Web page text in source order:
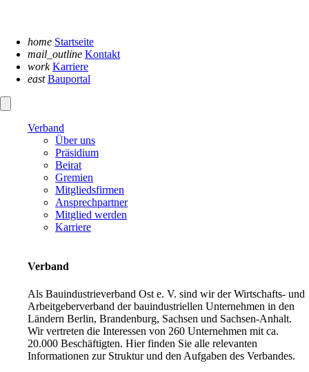
home Startseite
mail_outline Kontakt
work Karriere
east Bauportal
Verband
Über uns
Präsidium
Beirat
Gremien
Mitgliedsfirmen
Ansprechpartner
Mitglied werden
Karriere
Verband
Als Bauindustrieverband Ost e. V. sind wir der Wirtschafts- und
Arbeitgeberverband der bauindustriellen Unternehmen in den
Ländern Berlin, Brandenburg, Sachsen und Sachsen-Anhalt.
Wir vertreten die Interessen von 260 Unternehmen mit ca.
20.000 Beschäftigten. Hier finden Sie alle relevanten
Informationen zur Struktur und den Aufgaben des Verbandes.